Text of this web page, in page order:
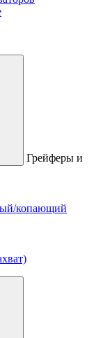
Грейферы и
копающий